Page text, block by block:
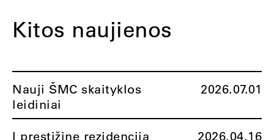
Kitos naujienos
Nauji ŠMC skaityklos
leidiniai
2026.07.01
Į prestižinę rezidenciją
2026.04.16